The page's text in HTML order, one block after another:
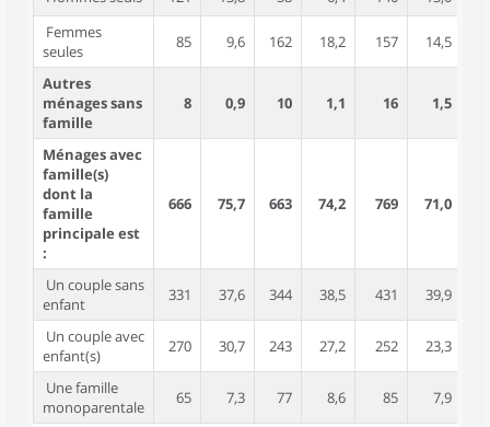
Femmes
seules
85 9,6 162 18,2 157 14,5
Autres
ménages sans
famille
8 0,9 10 1,1 16 1,5
Ménages avec
famille(s)
dont la
famille
principale est
:
666 75,7 663 74,2 769 71,0
Un couple sans
enfant
331 37,6 344 38,5 431 39,9
Un couple avec
enfant(s)
270 30,7 243 27,2 252 23,3
Une famille
monoparentale
65 7,3 77 8,6 85 7,9